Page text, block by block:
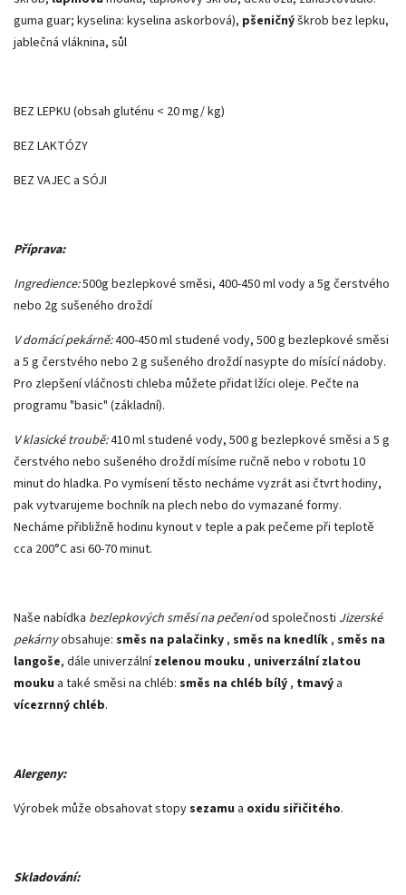
guma guar; kyselina: kyselina askorbová), pšeničnýškrob bez lepku,
jablečná vláknina, sůl
BEZ LEPKU (obsah gluténu < 20 mg/ kg)
BEZ LAKTÓZY
BEZ VAJEC a SÓJI
Příprava:
Ingredience:500g bezlepkové směsi, 400-450 ml vody a 5g čerstvého
nebo 2g sušeného droždí
V domácí pekárně:400-450 ml studené vody, 500 g bezlepkové směsi
a 5 g čerstvého nebo 2 g sušeného droždí nasypte do mísící nádoby.
Pro zlepšení vláčnosti chleba můžete přidat lžíci oleje. Pečte na
programu "basic" (základní).
V klasické troubě:410 ml studené vody, 500 g bezlepkové směsi a 5 g
čerstvého nebo sušeného droždí mísíme ručně nebo v robotu 10
minut do hladka. Po vymísení těsto necháme vyzrát asi čtvrt hodiny,
pak vytvarujeme bochník na plech nebo do vymazané formy.
Necháme přibližně hodinu kynout v teple a pak pečeme při teplotě
cca 200°C asi 60-70 minut.
Naše nabídka bezlepkových směsí na pečeníod společnosti Jizerské
pekárnyobsahuje: směs na palačinky , směs na knedlík , směs na
langoše, dále univerzálnízelenou mouku , univerzální zlatou
mouku a také směsi na chléb: směs na chléb bílý , tmavý a
vícezrnný chléb.
Alergeny:
Výrobek může obsahovat stopysezamu a oxidu siřičitého.
Skladování: